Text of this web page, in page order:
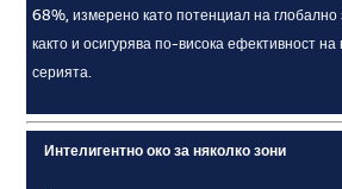
68%, измерено като потенциал на глобално
както и осигурява по-висока ефективност на
серията.
Интелигентно око за няколко зони